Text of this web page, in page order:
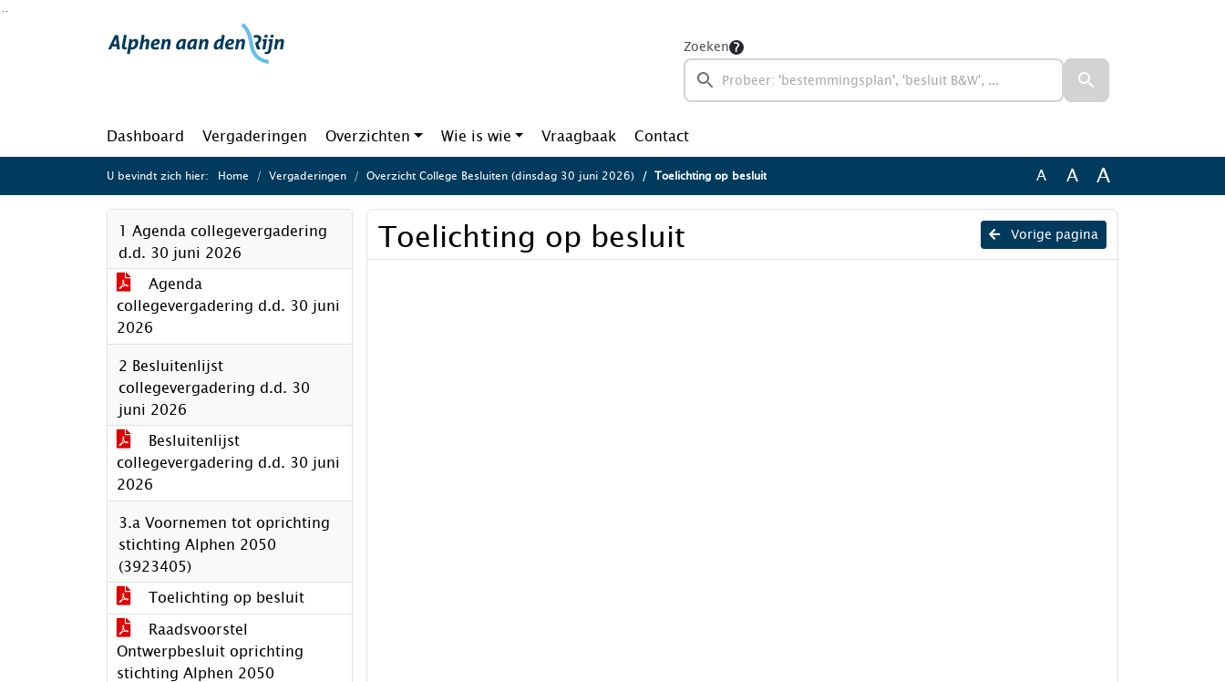
Ga naar de inhoud van deze pagina
Zoeken
Dashboard Vergaderingen Overzichten Wie is wie Vraagbaak Contact
U bevindt zich hier: Home Vergaderingen Overzicht College Besluiten (dinsdag 30 juni 2026) Toelichting op besluit A A A
1 Agenda collegevergadering
d.d. 30 juni 2026
Agenda
collegevergadering d.d. 30 juni
2026
2 Besluitenlijst
collegevergadering d.d. 30
juni 2026
Besluitenlijst
collegevergadering d.d. 30 juni
2026
3.a Voornemen tot oprichting
stichting Alphen 2050
(3923405)
Toelichting op besluit
Raadsvoorstel
Ontwerpbesluit oprichting
stichting Alphen 2050
Vorige pagina
Toelichting op besluit